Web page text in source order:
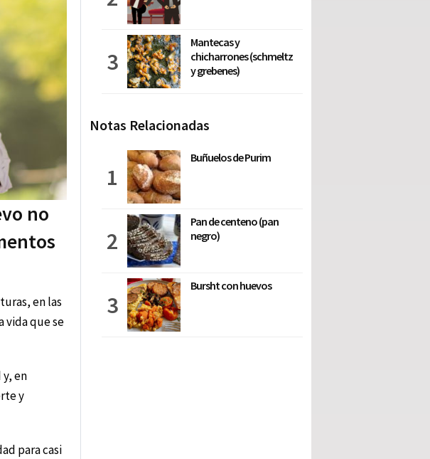
no
en las
vida que se
en
y
para casi
Mantecas y
chicharrones (schmeltz
y grebenes)
Notas Relacionadas
Buñuelos de Purim
Pan de centeno (pan
negro)
Bursht con huevos